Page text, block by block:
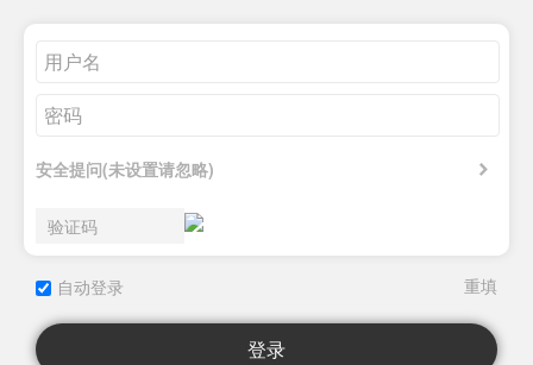
安全提问(未设置请忽略)
自动登录
登录